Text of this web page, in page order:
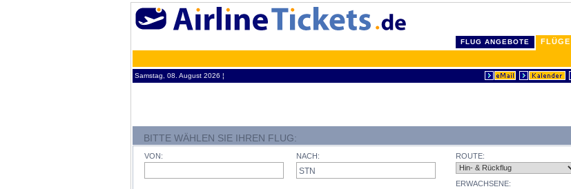
FLUG ANGEBOTE FLÜGE
Samstag, 08. August 2026 ¦
BITTE WÄHLEN SIE IHREN FLUG:
VON: NACH: ROUTE:
ERWACHSENE: